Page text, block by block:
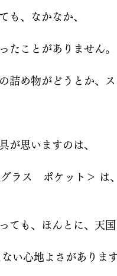
も、なかなか、
たことがありません。
詰め物がどうとか、
が思いますのは、
ラス　ポケット＞ は
ても、ほんとに、天
い心地よさがあります